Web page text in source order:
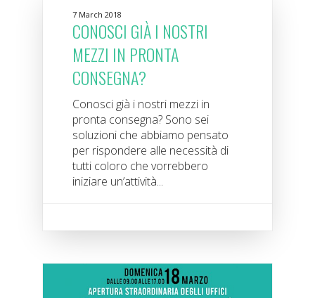
7 March 2018
CONOSCI GIÀ I NOSTRI
MEZZI IN PRONTA
CONSEGNA?
Conosci già i nostri mezzi in
pronta consegna? Sono sei
soluzioni che abbiamo pensato
per rispondere alle necessità di
tutti coloro che vorrebbero
iniziare un’attività...